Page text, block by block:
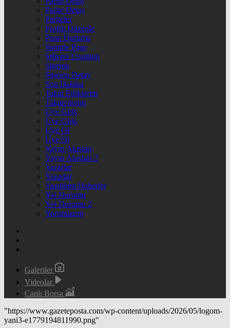
Parite Detay
Pariteler
Profili Düzenle
Puan Durumu
Sample Page
Şifremi Unuttum
Sinema
Sinema Detay
Son Dakika
Takip Ettiklerim
Takipçilerim
Üye Giriş
Üye Giriş
Üye Ol
Üye Ol
Yayın Akışları
Yayın Akışları 2
Yazarlar
Yazarlar
Yazdığım Haberler
Yol Durumu
Yol Durumu 2
Yorumlarım
Galeriler
Videolar
Canlı Borsa
"https://www.gazeteposta.com/wp-content/uploads/2026/05/logom-
yani3-e1779194811990.png"